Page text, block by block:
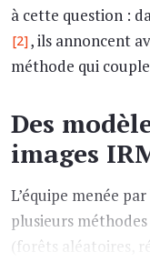
à cette question :
[2], ils annoncent
méthode qui
Des
images
L’équipe menée
plusieurs
(forêts aléatoires,